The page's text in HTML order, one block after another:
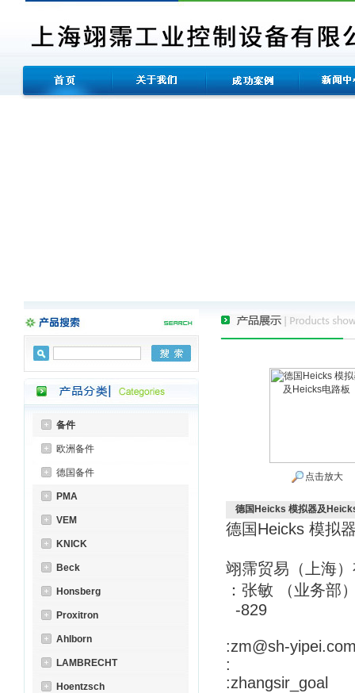
备件
欧洲备件
德国备件
PMA
VEM
KNICK
Beck
Honsberg
Proxitron
Ahlborn
LAMBRECHT
Hoentzsch
点击放大
德国Heicks 模拟器及
德国Heicks 模拟
翊霈贸易（上海
：张敏 （业务部
-829
:zm@sh-
:
:zhangsir_goal